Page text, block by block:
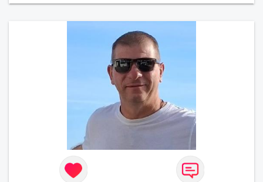
par peser, alors si tu es en Nouvelle-Calédonie et
temps de discuter… et laissons l’avenir nous guider